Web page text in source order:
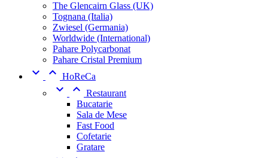
The Glencairn Glass (UK)
Tognana (Italia)
Zwiesel (Germania)
Worldwide (International)
Pahare Polycarbonat
Pahare Cristal Premium
  HoReCa
  Restaurant
Bucatarie
Sala de Mese
Fast Food
Cofetarie
Gratare